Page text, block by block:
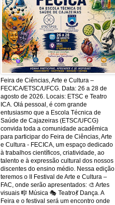
Feira de Ciências, Arte e Cultura –
FECICA/ETSC/UFCG. Data: 26 a 28 de
agosto de 2026. Locais: ETSC e Teatro
ICA. Olá pessoal, é com grande
entusiasmo que a Escola Técnica de
Saúde de Cajazeiras (ETSC/UFCG)
convida toda a comunidade acadêmica
para participar do Feira de Ciências, Arte
e Cultura - FECICA, um espaço dedicado
à trabalhos científicos, criatividade, ao
talento e à expressão cultural dos nossos
discentes do ensino médio. Nessa edição
teremos o II Festival de Arte e Cultura –
FAC, onde serão apresentados: 🎨 Artes
visuais 🎼 Música 🎭 Teatro💃 Dança. A
Feira e o festival será um encontro onde